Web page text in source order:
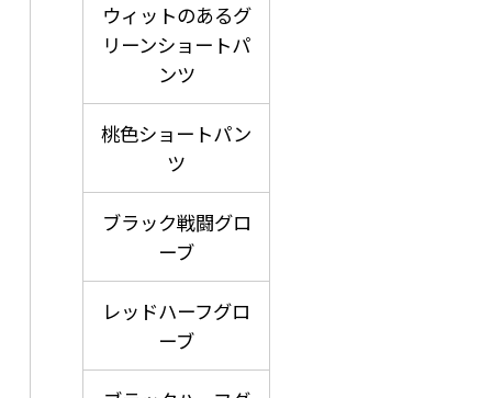
ウィットのあるグ
リーンショートパ
ンツ
桃色ショートパン
ツ
ブラック戦闘グロ
ーブ
レッドハーフグロ
ーブ